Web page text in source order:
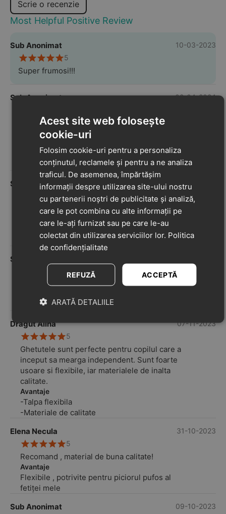
Scrie o recenzie
Most Helpful Positive Review
Sub Anonimat
10-03-2023
5
Super frumosi!!!
Sub Anonimat
02-04-2024
Avantaje
comozi si flexibili. Exact ceea ce are nevoie
bebe. Recomand
Sub Anonimat
19-03-2024
5
Foarte comozi! Exact ce trebuie pentru primii
Minunați!
Sub Anonimat
5
Sunt foarte usor de incaltat si par comode
Avantaje
Dragut Alina
07-11-2023
5
Ghetutele sunt perfecte pentru copilul care a
inceput sa mearga independent. Sunt foarte
usoare si flexibile, iar materialele de inalta
calitate.
Avantaje
-Talpa flexibila
-Materiale de calitate
Elena Necula
31-10-2023
5
Recomand , material de buna calitate!
Avantaje
Flexibile , potrivite pentru piciorul pufos al
fetiței mele
Sub Anonimat
09-10-2023
Acest site web folosește
cookie-uri
Folosim cookie-uri pentru a personaliza
conținutul, reclamele și pentru a ne analiza
traficul. De asemenea, împărtășim
informații despre utilizarea site-ului nostru
cu partenerii noștri de publicitate și analiză,
care le pot combina cu alte informații pe
care le-ați furnizat sau pe care le-au
colectat din utilizarea serviciilor lor. Politica
de confidențialitate
ACCEPTĂ
REFUZĂ
ARATĂ DETALIILE